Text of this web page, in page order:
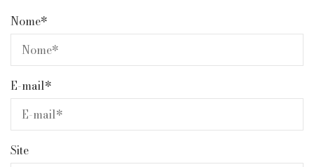
Nome*
E-mail*
Site